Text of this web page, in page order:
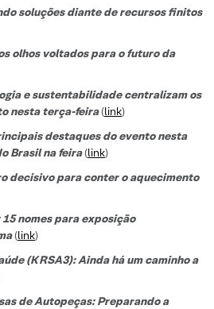
soluções diante de recursos finitos
olhos voltados para o futuro da
e sustentabilidade centralizam os
nesta terça-feira(link)
destaques do evento nesta
Brasil na feira(link)
decisivo para conter o aquecimento
15 nomes para exposição
(link)
(KRSA3): Ainda há um caminho a
de Autopeças: Preparando a